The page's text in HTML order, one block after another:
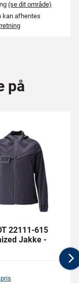
(se dit område)
kan afhentes
på
22111-615
Jakke -